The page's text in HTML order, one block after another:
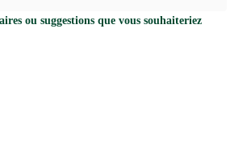
ou suggestions que vous souhaiteriez